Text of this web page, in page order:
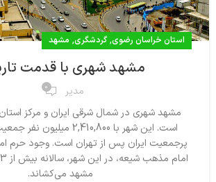
استان خراسان رضوی,گردشگری, مشهد
مشهد شهری با قدمت
مدیر 0
مشهد شهری در شمال شرقی ایران و مرکز
است. این شهر با 2,410,800
پرجمعیت ایران پس از تهران است. وجود حرم
مشهد می‌کشاند.